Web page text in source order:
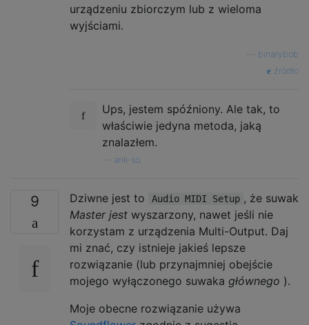
urządzeniu zbiorczym lub z wieloma
wyjściami.
binarybob
źródło
Ups, jestem spóźniony. Ale tak, to
właściwie jedyna metoda, jaką
znalazłem.
arik-so,
9 Dziwne jest to Audio MIDI Setup , że suwak
Master jest wyszarzony, nawet jeśli nie
korzystam z urządzenia Multi-Output. Daj
mi znać, czy istnieje jakieś lepsze
rozwiązanie (lub przynajmniej obejście
mojego wyłączonego suwaka głównego ).
Moje obecne rozwiązanie używa